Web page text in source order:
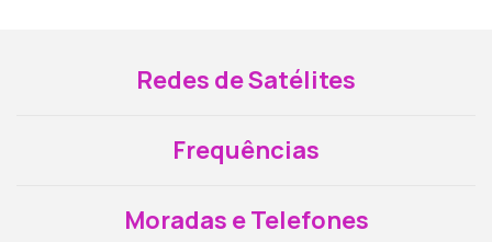
Redes de Satélites
Frequências
Moradas e Telefones